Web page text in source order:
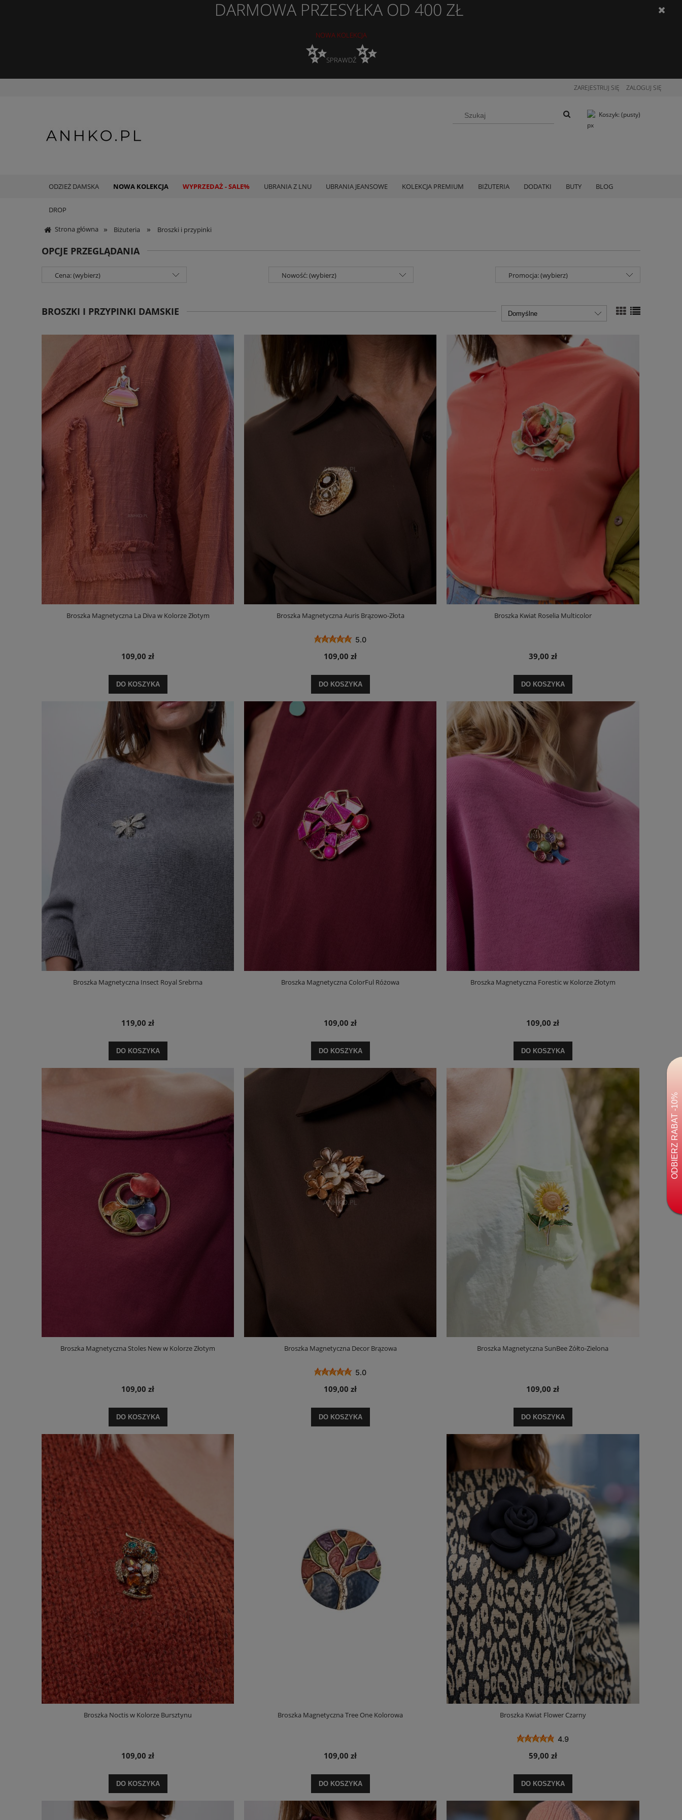
DARMOWA PRZESYŁKA OD 400 ZŁ
NOWA KOLEKCJA
✨SPRAWDŹ✨
ZAREJESTRUJ SIĘ ZALOGUJ SIĘ
Koszyk: (pusty)
ODZIEŻ DAMSKA NOWA KOLEKCJA WYPRZEDAŻ - SALE% UBRANIA Z LNU UBRANIA JEANSOWE KOLEKCJA PREMIUM BIŻUTERIA DODATKI BUTY BLOG
DROP
Strona główna » Biżuteria » Broszki i przypinki
OPCJE PRZEGLĄDANIA
Cena: (wybierz) Nowość: (wybierz) Promocja: (wybierz)
BROSZKI I PRZYPINKI DAMSKIE
Broszka Magnetyczna La Diva w Kolorze Złotym
109,00 zł
DO KOSZYKA
Broszka Magnetyczna Auris Brązowo-Złota
5.0
109,00 zł
DO KOSZYKA
Broszka Kwiat Roselia Multicolor
39,00 zł
DO KOSZYKA
Broszka Magnetyczna Insect Royal Srebrna
119,00 zł
DO KOSZYKA
Broszka Magnetyczna ColorFul Różowa
109,00 zł
DO KOSZYKA
Broszka Magnetyczna Forestic w Kolorze Złotym
109,00 zł
DO KOSZYKA
Broszka Magnetyczna Stoles New w Kolorze Złotym
109,00 zł
DO KOSZYKA
Broszka Magnetyczna Decor Brązowa
5.0
109,00 zł
DO KOSZYKA
Broszka Magnetyczna SunBee Żółto-Zielona
109,00 zł
DO KOSZYKA
Broszka Noctis w Kolorze Bursztynu
109,00 zł
DO KOSZYKA
Broszka Magnetyczna Tree One Kolorowa
109,00 zł
DO KOSZYKA
Broszka Kwiat Flower Czarny
4.9
59,00 zł
DO KOSZYKA